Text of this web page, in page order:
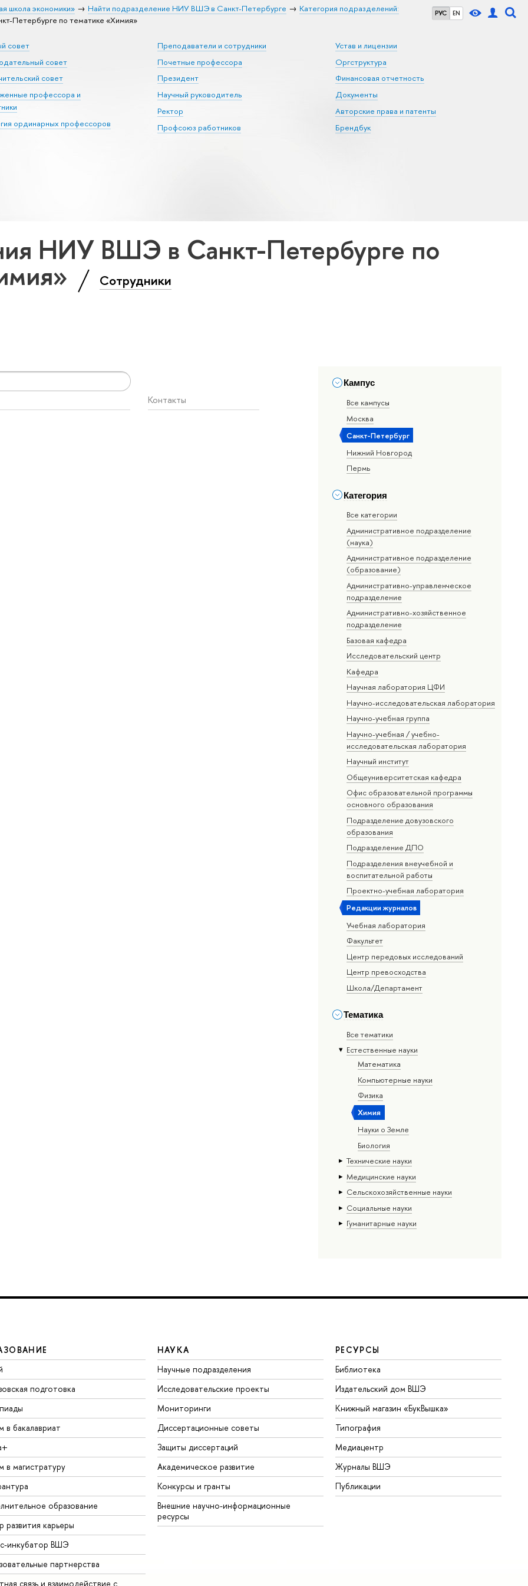
РУС EN
школа экономики» Найти подразделение НИУ ВШЭ в Санкт-Петербурге
Категория подразделений:
Петербурге по тематике «Химия»
совет
совет
совет
профессора и
ординарных профессоров
Преподаватели и сотрудники
Почетные профессора
Президент
Научный руководитель
Ректор
Профсоюз работников
Устав и лицензии
Оргструктура
Финансовая отчетность
Документы
Авторские права и патенты
Брендбук
НИУ ВШЭ в Санкт-Петербурге по
Сотрудники
Кампус
Все кампусы
Москва
Санкт-Петербург
Нижний Новгород
Пермь
Категория
Все категории
Административное подразделение
(наука)
Административное подразделение
(образование)
Административно-управленческое
подразделение
Административно-хозяйственное
подразделение
Базовая кафедра
Исследовательский центр
Кафедра
Научная лаборатория ЦФИ
Научно-исследовательская лаборатория
Научно-учебная группа
Научно-учебная / учебно-
исследовательская лаборатория
Научный институт
Общеуниверситетская кафедра
Офис образовательной программы
основного образования
Подразделение довузовского
образования
Подразделение ДПО
Подразделения внеучебной и
воспитательной работы
Проектно-учебная лаборатория
Редакции журналов
Учебная лаборатория
Факультет
Центр передовых исследований
Центр превосходства
Школа/Департамент
Тематика
Все тематики
Естественные науки
Математика
Компьютерные науки
Физика
Химия
Науки о Земле
Биология
Тех­ничес­кие науки
Медицинские науки
Сельскохозяйственные науки
Социальные науки
Гуманитарные науки
Контакты
подготовка
в бакалавриат
в магистратуру
образование
развития карьеры
инкубатор ВШЭ
партнерства
связь и взаимодействие с
НАУКА
Научные подразделения
Исследовательские проекты
Мониторинги
Диссертационные советы
Защиты диссертаций
Академическое развитие
Конкурсы и гранты
Внешние научно-информационные
ресурсы
РЕСУРСЫ
Библиотека
Издательский дом ВШЭ
Книжный магазин «БукВышка»
Типография
Медиацентр
Журналы ВШЭ
Публикации